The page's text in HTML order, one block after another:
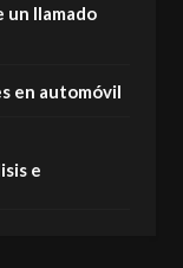
un llamado
en automóvil
e